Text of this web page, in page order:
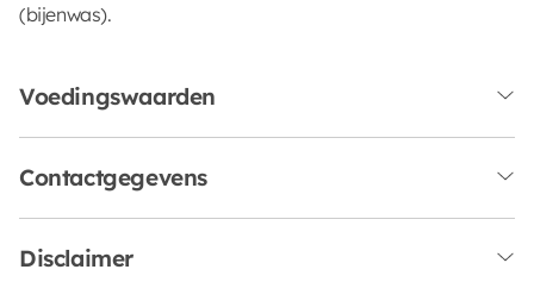
(bijenwas).
Voedingswaarden
Contactgegevens
Disclaimer